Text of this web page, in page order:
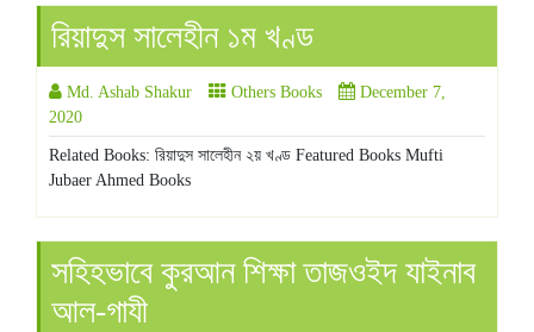
রিয়াদুস সালেহীন ১ম খণ্ড
Md. Ashab Shakur Others Books
December 7,
2020
Related Books: রিয়াদুস সালেহীন ২য় খণ্ড Featured Books Mufti
Jubaer Ahmed Books
সহিহভাবে কুরআন শিক্ষা তাজওইদ যাইনাব
আল-গাযী